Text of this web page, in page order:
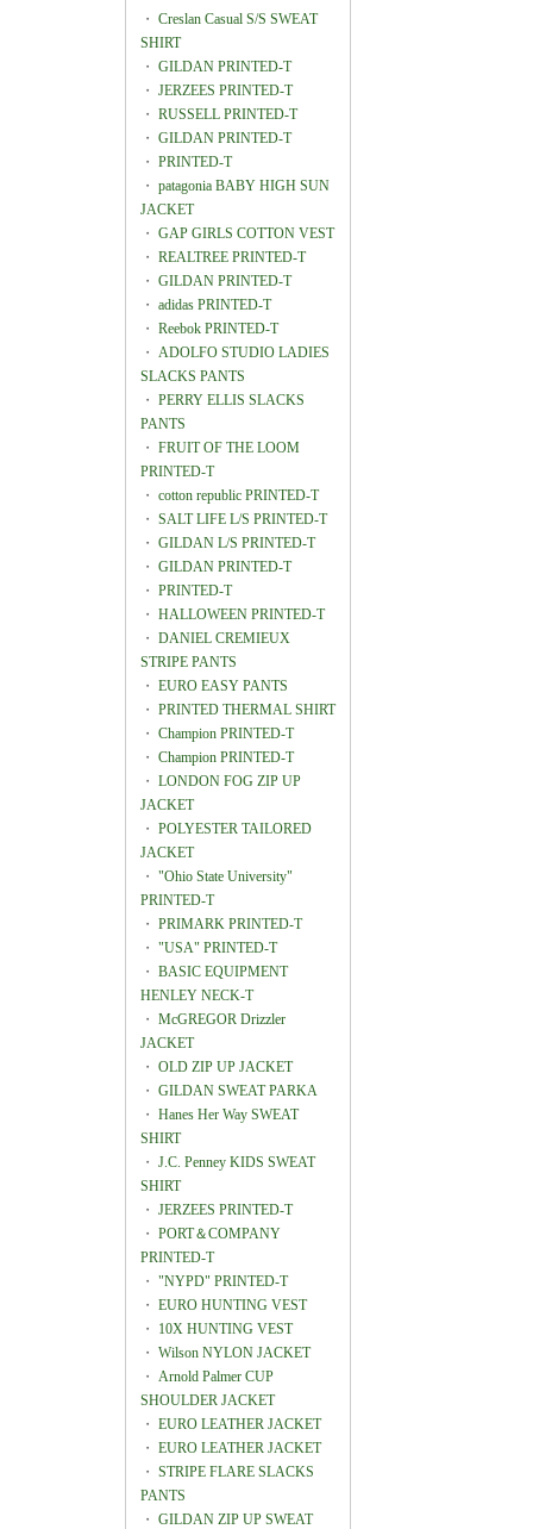
・ Creslan Casual S/S SWEAT
SHIRT
・ GILDAN PRINTED-T
・ JERZEES PRINTED-T
・ RUSSELL PRINTED-T
・ GILDAN PRINTED-T
・ PRINTED-T
・ patagonia BABY HIGH SUN
JACKET
・ GAP GIRLS COTTON VEST
・ REALTREE PRINTED-T
・ GILDAN PRINTED-T
・ adidas PRINTED-T
・ Reebok PRINTED-T
・ ADOLFO STUDIO LADIES
SLACKS PANTS
・ PERRY ELLIS SLACKS
PANTS
・ FRUIT OF THE LOOM
PRINTED-T
・ cotton republic PRINTED-T
・ SALT LIFE L/S PRINTED-T
・ GILDAN L/S PRINTED-T
・ GILDAN PRINTED-T
・ PRINTED-T
・ HALLOWEEN PRINTED-T
・ DANIEL CREMIEUX
STRIPE PANTS
・ EURO EASY PANTS
・ PRINTED THERMAL SHIRT
・ Champion PRINTED-T
・ Champion PRINTED-T
・ LONDON FOG ZIP UP
JACKET
・ POLYESTER TAILORED
JACKET
・ "Ohio State University"
PRINTED-T
・ PRIMARK PRINTED-T
・ "USA" PRINTED-T
・ BASIC EQUIPMENT
HENLEY NECK-T
・ McGREGOR Drizzler
JACKET
・ OLD ZIP UP JACKET
・ GILDAN SWEAT PARKA
・ Hanes Her Way SWEAT
SHIRT
・ J.C. Penney KIDS SWEAT
SHIRT
・ JERZEES PRINTED-T
・ PORT＆COMPANY
PRINTED-T
・ "NYPD" PRINTED-T
・ EURO HUNTING VEST
・ 10X HUNTING VEST
・ Wilson NYLON JACKET
・ Arnold Palmer CUP
SHOULDER JACKET
・ EURO LEATHER JACKET
・ EURO LEATHER JACKET
・ STRIPE FLARE SLACKS
PANTS
・ GILDAN ZIP UP SWEAT